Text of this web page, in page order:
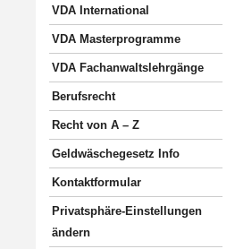
VDA International
VDA Masterprogramme
VDA Fachanwaltslehrgänge
Berufsrecht
Recht von A – Z
Geldwäschegesetz Info
Kontaktformular
Privatsphäre-Einstellungen
ändern